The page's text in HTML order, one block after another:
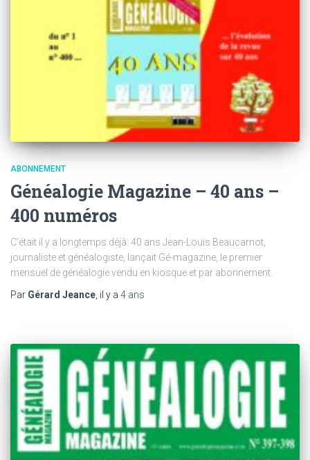
ABONNEMENT
Généalogie Magazine – 40 ans –
400 numéros
C’était il y a longtemps déjà: 40 ans Jean-Louis Beaucarnot,
journaliste et généalogiste, lançait Gé-magazine, le premier
mensuel de généalogie vendu en kiosque et par abonnement.
Par Gérard Jeance, il y a 4 ans